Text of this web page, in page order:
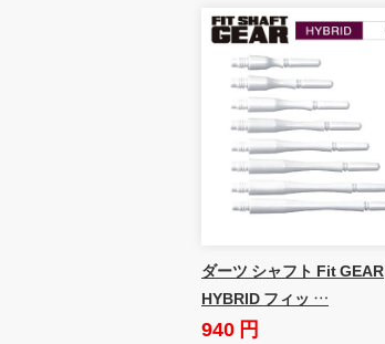
ダーツ シャフト Fit GEAR
HYBRID フィッ …
940 円